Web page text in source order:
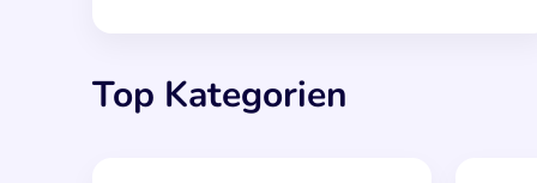
Top Kategorien